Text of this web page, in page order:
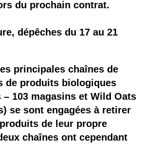
du prochain contrat.
dépêches du 17 au 21
principales chaînes de
de produits biologiques
– 103 magasins et Wild Oats
se sont engagées à retirer
de leur propre
chaînes ont cependant